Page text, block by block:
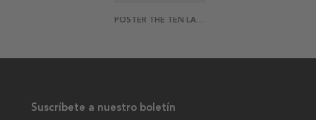
POSTER THE TEN LARGEST, NO. 2, CHILDHOOD BY HILMA AF KLINT
Suscríbete a nuestro boletín